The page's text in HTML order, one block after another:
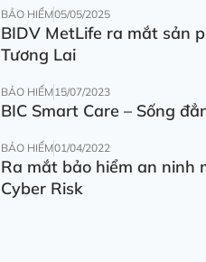
BẢO HIỂM05/05/2025
BIDV MetLife ra mắt sản
Tương Lai
BẢO HIỂM15/07/2023
BIC Smart Care – Sống
BẢO HIỂM01/04/2022
Ra mắt bảo hiểm an ninh
Cyber Risk